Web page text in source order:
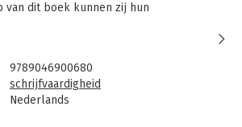
van dit boek kunnen zij hun
vier modules en een naslagwerk. De
gericht op het proces van het
van teksten, en de stijl. In de vierde
9789046900680
schrijfvaardigheid
Nederlands